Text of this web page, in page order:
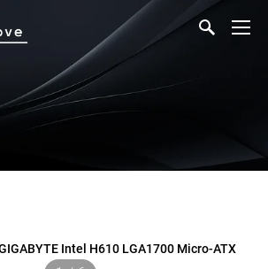
Intel H610 LGA1700 Micro-ATX